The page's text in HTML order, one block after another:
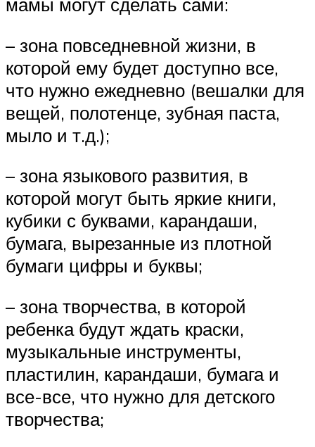
– зона повседневной жизни, в
которой ему будет доступно все,
что нужно ежедневно (вешалки для
вещей, полотенце, зубная паста,
мыло и т.д.);
– зона языкового развития, в
которой могут быть яркие книги,
кубики с буквами, карандаши,
бумага, вырезанные из плотной
бумаги цифры и буквы;
– зона творчества, в которой
ребенка будут ждать краски,
музыкальные инструменты,
пластилин, карандаши, бумага и
все-все, что нужно для детского
творчества;